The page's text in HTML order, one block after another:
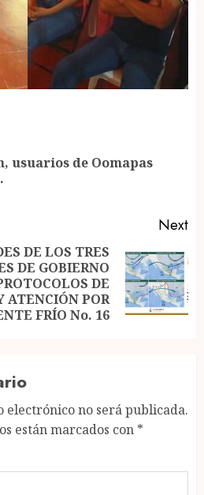
usuarios de Oomapas
Next
DE LOS TRES
DE GOBIERNO
DE
ATENCIÓN POR
FRÍO No. 16
electrónico no será publicada.
están marcados con *